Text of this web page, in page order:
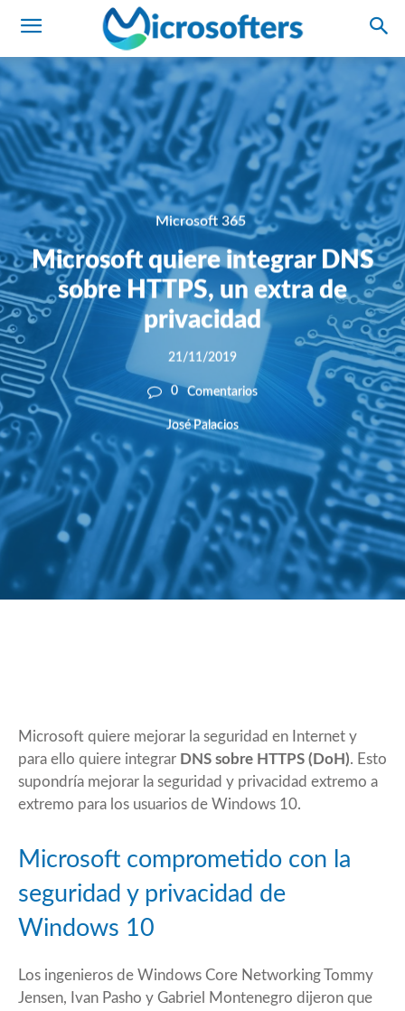
Microsoft 365
Microsoft quiere integrar DNS
sobre HTTPS, un extra de
privacidad
21/11/2019
0 Comentarios
José Palacios
Microsoft quiere mejorar la seguridad en Internet y
para ello quiere integrar DNS sobre HTTPS (DoH). Esto
supondría mejorar la seguridad y privacidad extremo a
extremo para los usuarios de Windows 10.
Microsoft comprometido con la
seguridad y privacidad de
Windows 10
Los ingenieros de Windows Core Networking Tommy
Jensen, Ivan Pasho y Gabriel Montenegro dijeron que